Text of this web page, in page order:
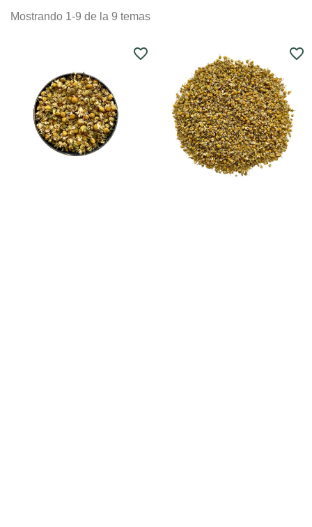
Mostrando 1-9 de la 9 temas
favorite_border favorite_border